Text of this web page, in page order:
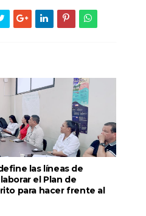
las líneas de
el Plan de
para hacer frente al